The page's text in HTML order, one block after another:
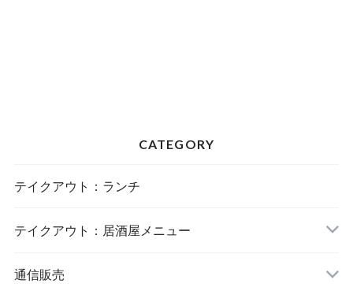
CATEGORY
テイクアウト：ランチ
テイクアウト：居酒屋メニュー
通信販売